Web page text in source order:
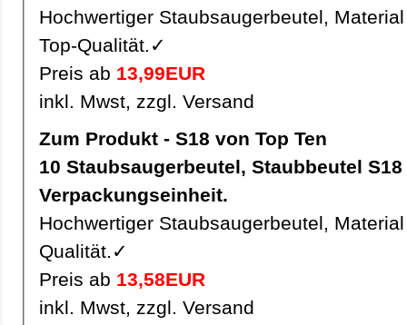
Hochwertiger Staubsaugerbeutel,
Top-Qualität.✓
Preis ab 13,99EUR
inkl. Mwst, zzgl. Versand
Zum Produkt - S18 von Top Ten
10 Staubsaugerbeutel, Staubbeutel S18 pro
Verpackungseinheit.
Hochwertiger Staubsaugerbeutel,
Qualität.✓
Preis ab 13,58EUR
inkl. Mwst, zzgl. Versand